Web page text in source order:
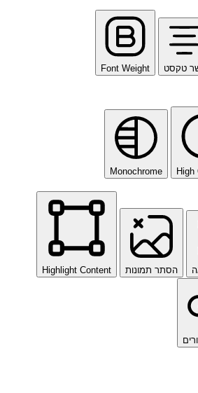
טקסט Font Weight
High
Monochrome
הסתר תמונות Highlight Content